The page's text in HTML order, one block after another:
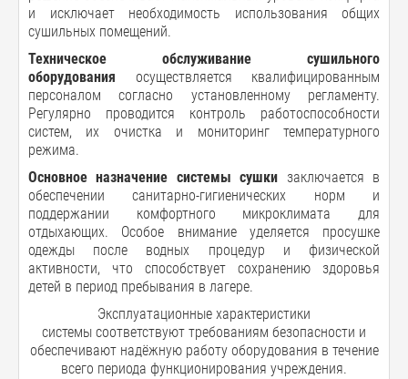
и исключает необходимость использования общих
сушильных помещений.
Техническое обслуживание сушильного
оборудования осуществляется квалифицированным
персоналом согласно установленному регламенту.
Регулярно проводится контроль работоспособности
систем, их очистка и мониторинг температурного
режима.
Основное назначение системы сушки заключается в
обеспечении санитарно-гигиенических норм и
поддержании комфортного микроклимата для
отдыхающих. Особое внимание уделяется просушке
одежды после водных процедур и физической
активности, что способствует сохранению здоровья
детей в период пребывания в лагере.
Эксплуатационные характеристики
системы соответствуют требованиям безопасности и
обеспечивают надёжную работу оборудования в течение
всего периода функционирования учреждения.